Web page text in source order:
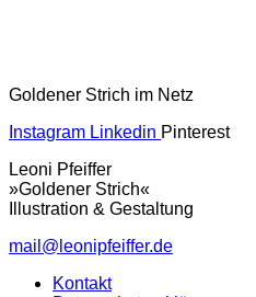
Goldener Strich im Netz
Instagram Linkedin Pinterest
Leoni Pfeiffer
»Goldener Strich«
Illustration & Gestaltung
mail@leonipfeiffer.de
Kontakt